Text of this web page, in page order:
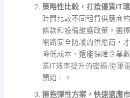
策略性比較，打造優質IT環
時間比較不同租賃供應商
條款和設備維護政策。選
網路安全防護的供應商，
降低成本，還能保障企業
業IT效率提升的密碼:從筆
開始」。
擁抱彈性方案，快速適應